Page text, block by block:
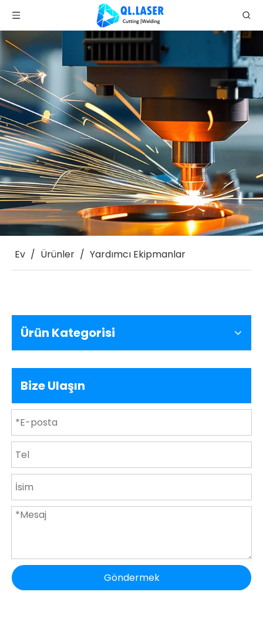
Ev / Ürünler / Yardımcı Ekipmanlar
Ürün Kategorisi
Bize Ulaşın
Göndermek